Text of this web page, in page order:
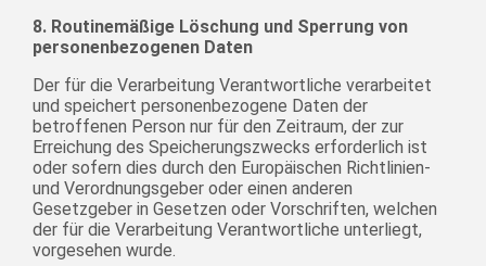
8. Routinemäßige Löschung und Sperrung von
personenbezogenen Daten
Der für die Verarbeitung Verantwortliche verarbeitet
und speichert personenbezogene Daten der
betroffenen Person nur für den Zeitraum, der zur
Erreichung des Speicherungszwecks erforderlich ist
oder sofern dies durch den Europäischen Richtlinien-
und Verordnungsgeber oder einen anderen
Gesetzgeber in Gesetzen oder Vorschriften, welchen
der für die Verarbeitung Verantwortliche unterliegt,
vorgesehen wurde.